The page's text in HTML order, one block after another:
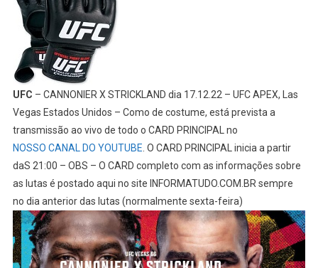
UFC – CANNONIER X STRICKLAND dia 17.12.22 – UFC APEX, Las
Vegas Estados Unidos – Como de costume, está prevista a
transmissão ao vivo de todo o CARD PRINCIPAL no
NOSSO CANAL DO YOUTUBE. O CARD PRINCIPAL inicia a partir
daS 21:00 – OBS – O CARD completo com as informações sobre
as lutas é postado aqui no site INFORMATUDO.COM.BR sempre
no dia anterior das lutas (normalmente sexta-feira)